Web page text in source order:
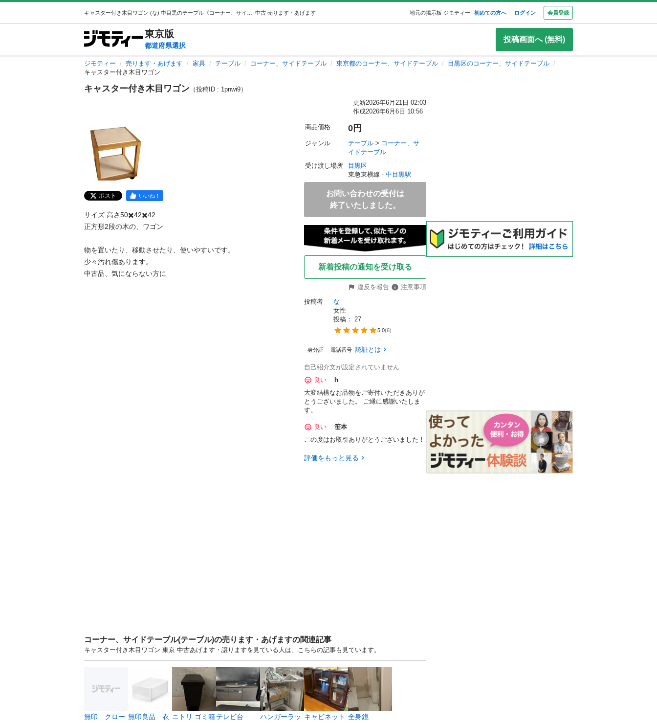
中古 売ります・あげます 地元の掲示板 ジモティー 初めての方へ ログイン 会員登録
東京版
都道府県選択
投稿画面へ (無料)
ジモティー 売ります・あげます 家具 テーブル コーナー、サイドテーブル 東京都のコーナー、サイドテーブル
目黒区のコーナー、サイドテーブル
キャスター付き木目ワゴン
キャスター付き木目ワゴン （投稿ID : 1pnwi9）
更新2026年6月21日 02:03
作成2026年6月6日 10:56
ポスト いいね！
サイズ:高さ50✖️42✖️42
正方形2段の木の、ワゴン
物を置いたり、移動させたり、使いやすいです。
少々汚れ傷あります。
中古品、気にならない方に
商品価格 0円
ジャンル テーブル > コーナー、サ
イドテーブル
受け渡し場所
目黒区
東急東横線 - 中目黒駅
お問い合わせの受付は
終了いたしました。
新着投稿の通知を受け取る
違反を報告
注意事項
投稿者
な
女性
投稿： 27
5.0(6)
身分証 電話番号 認証とは
自己紹介文が設定されていません
良い
h
大変結構なお品物をご寄付いただきありが
とうございました。 ご縁に感謝いたしま
す。
良い
笹本
この度はお取引ありがとうございました！
評価をもっと見る
コーナー、サイドテーブル(テーブル)の売ります・あげますの関連記事
キャスター付き木目ワゴン 東京 中古あげます・譲りますを見ている人は、こちらの記事も見ています。
無印 クロー 無印良品 衣 ニトリ ゴミ箱テレビ台
ハンガーラッ キャビネット 全身鏡